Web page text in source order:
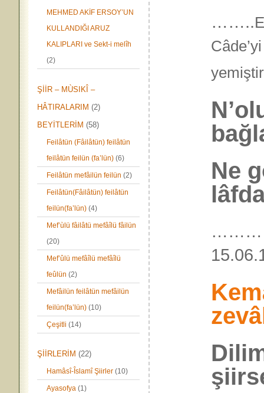
MEHMED AKİF ERSOY’UN
KULLANDIĞI ARUZ
KALIPLARI ve Sekt-i melîh
(2)
ŞİİR – MÙSIKÎ –
HÂTIRALARIM (2)
BEYİTLERİM (58)
Feilâtün (Fâilâtün) feilâtün
feilâtün feilün (fa’lün) (6)
Feilâtün mefâilün feilün (2)
Feilâtün(Fâilâtün) feilâtün
feilün(fa’lün) (4)
Mef’ùlü fâilâtü mefâîlü fâilün
(20)
Mef’ûlü mefâîlü mefâîlü
feûlün (2)
Mefâilün feilâtün mefâilün
feilün(fa’lün) (10)
Çeşitli (14)
ŞİİRLERİM (22)
Hamâsî-Îslamî Şiirler (10)
Ayasofya (1)
……..
Ne